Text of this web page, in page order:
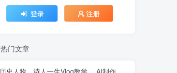
登录 注册
热门文章
历史人物，诗人一生Vlog教学， AI制作丨伙伴计划丨精选收益丨商单收徒 ，新领域红利期，抓紧做